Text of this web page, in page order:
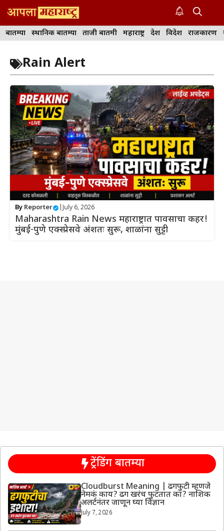
content
बातम्या स्थानिक बातम्या ताजी बातमी महाराष्ट्र देश विदेश राजकारण
Rain Alert
By Reporter July 6, 2026
Maharashtra Rain News महाराष्ट्रात पावसाचा कहर!
मुंबई-पुणे एक्स्प्रेसवे अंशतः सुरू, शाळांना सुट्टी
ट्रेंडिंग बातम्या
Cloudburst Meaning | ढगफुटी म्हणजे
नेमकं काय? ढग खरंच फुटतात का? नाशिक
अलर्टनंतर जाणून घ्या विज्ञान
July 7, 2026